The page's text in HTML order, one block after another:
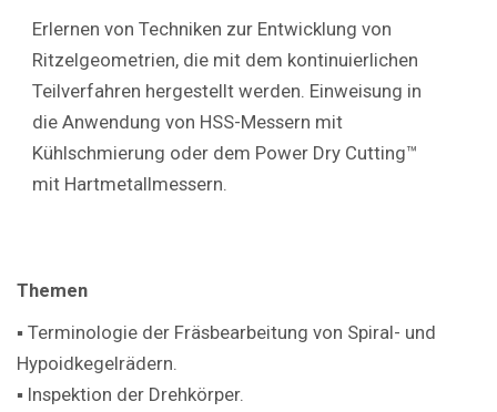
Erlernen von Techniken zur Entwicklung von
Ritzelgeometrien, die mit dem kontinuierlichen
Teilverfahren hergestellt werden. Einweisung in
die Anwendung von HSS-Messern mit
Kühlschmierung oder dem Power Dry Cutting™
mit Hartmetallmessern.
Themen
▪ Terminologie der Fräsbearbeitung von Spiral- und
Hypoidkegelrädern.
▪ Inspektion der Drehkörper.